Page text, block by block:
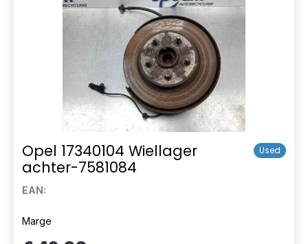
Opel 17340104 Wiellager
achter-7581084
Used
EAN:
Marge